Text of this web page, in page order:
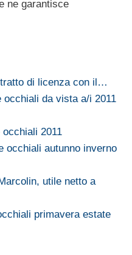
ne garantisce
di licenza con il…
occhiali da vista a/i 2011
2011
occhiali autunno inverno
utile netto a
primavera estate